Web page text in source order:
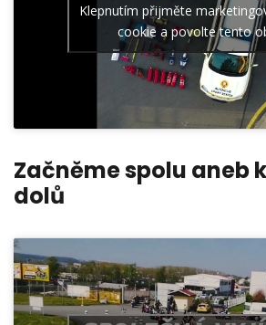
Klepnutím přijměte
cookie a povolte tento
Začněme spolu aneb
dolů